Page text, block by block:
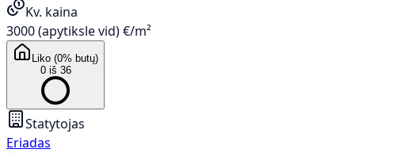
Kv. kaina
3000 (apytiksle vid) €/m²
Liko (0% butų)
0 iš 36
Statytojas
Eriadas